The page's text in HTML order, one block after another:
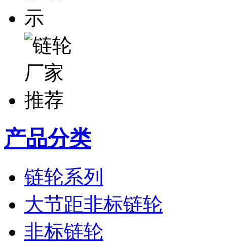
产品分类
链轮系列
大节距非标链轮
非标链轮